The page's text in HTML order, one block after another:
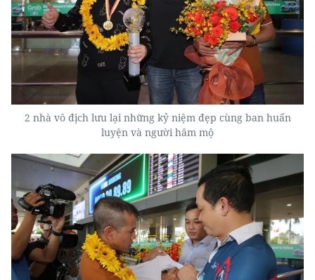
2 nhà vô địch lưu lại những kỷ niệm đẹp cùng ban huấn
luyện và người hâm mộ